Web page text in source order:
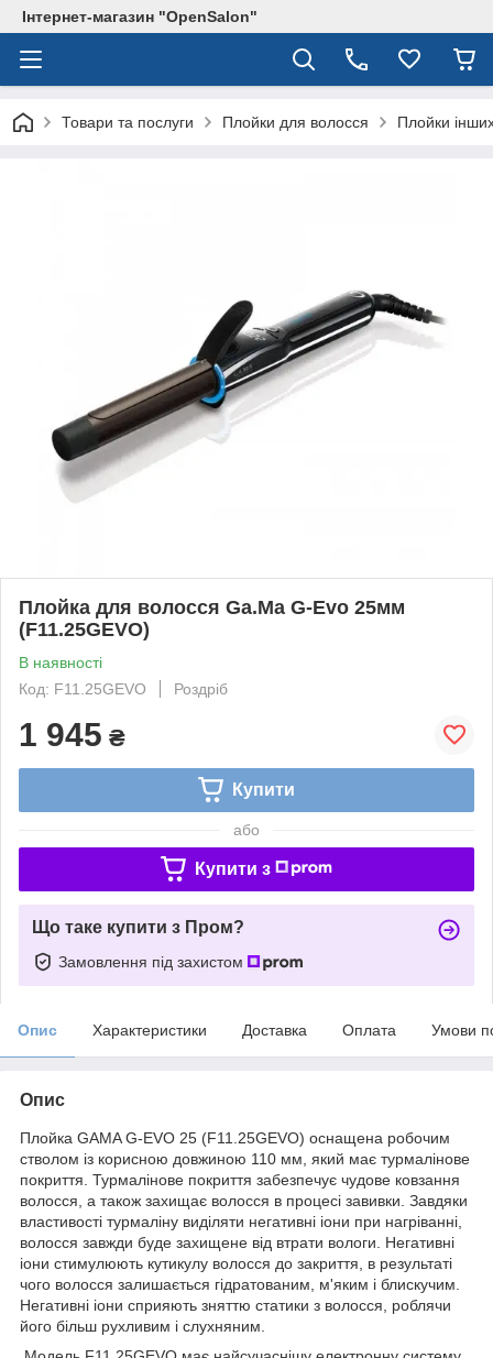
Інтернет-магазин "OpenSalon"
Товари та послуги Плойки для волосся Плойки
Плойка для волосся Ga.Ma G-Evo 25мм
(F11.25GEVO)
В наявності
Код: F11.25GEVO
Роздріб
1 945 ₴
Купити
або
Купити з
Що таке купити з Пром?
Замовлення під захистом
Опис Характеристики Доставка Оплата Умови
Опис
Плойка GAMA G-EVO 25 (F11.25GEVO) оснащена робочим
стволом із корисною довжиною 110 мм, який має турмалінове
покриття. Турмалінове покриття забезпечує чудове ковзання
волосся, а також захищає волосся в процесі завивки. Завдяки
властивості турмаліну виділяти негативні іони при нагріванні,
волосся завжди буде захищене від втрати вологи. Негативні
іони стимулюють кутикулу волосся до закриття, в результаті
чого волосся залишається гідратованим, м'яким і блискучим.
Негативні іони сприяють зняттю статики з волосся, роблячи
його більш рухливим і слухняним.